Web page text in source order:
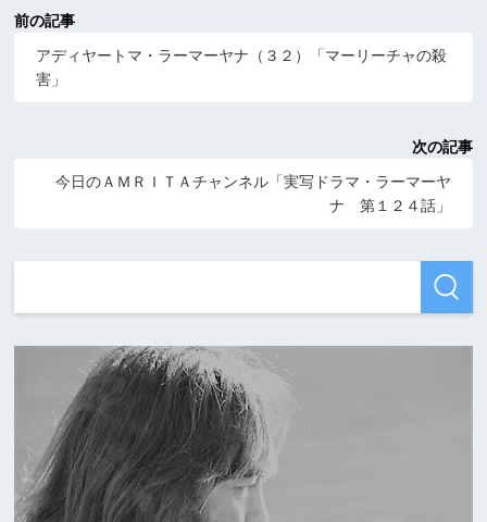
前の記事
アディヤートマ・ラーマーヤナ（３２）「マーリーチャの殺
害」
次の記事
今日のＡＭＲＩＴＡチャンネル「実写ドラマ・ラーマーヤ
ナ 第１２４話」